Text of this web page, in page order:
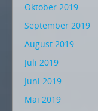
Oktober 2019
September 2019
August 2019
Juli 2019
Juni 2019
Mai 2019